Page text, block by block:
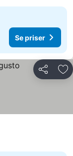
Se priser
Del